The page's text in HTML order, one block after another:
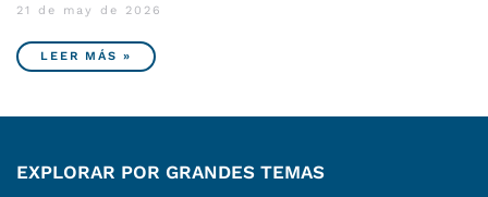
21 de may de 2026
LEER MÁS »
EXPLORAR POR GRANDES TEMAS